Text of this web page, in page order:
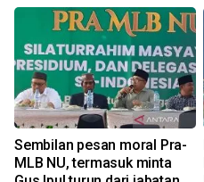
Sembilan pesan moral Pra-
MLB NU, termasuk minta